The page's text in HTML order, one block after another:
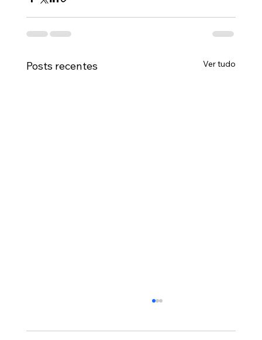
Posts recentes Ver tudo